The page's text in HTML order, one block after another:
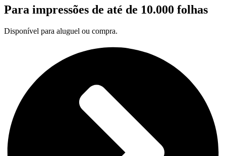
Para impressões de até de 10.000 folhas
Disponível para aluguel ou compra.